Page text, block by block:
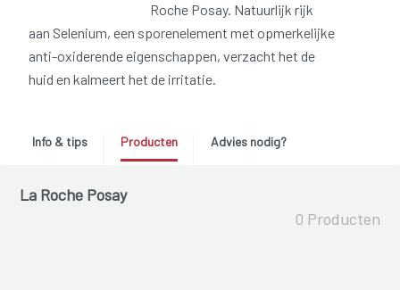
Roche Posay. Natuurlijk rijk
aan Selenium, een sporenelement met opmerkelijke
anti-oxiderende eigenschappen, verzacht het de
huid en kalmeert het de irritatie.
Info & tips Producten Advies nodig?
La Roche Posay
0 Producten